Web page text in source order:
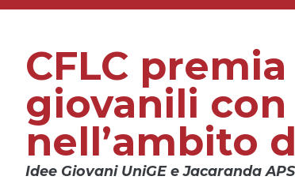
CFLC
giovanili
nell’ambito
Idee Giovani UniGE e Jacaranda